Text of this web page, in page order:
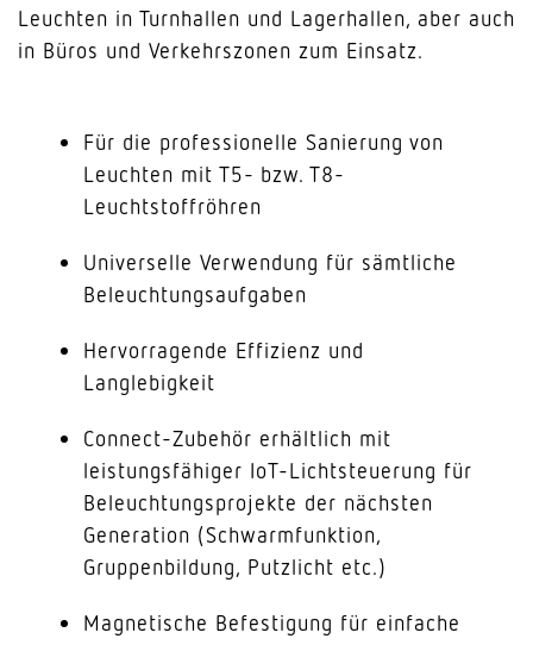
Leuchten in Turnhallen und Lagerhallen, aber auch
in Büros und Verkehrszonen zum Einsatz.
Für die professionelle Sanierung von
Leuchten mit T5- bzw. T8-
Leuchtstoffröhren
Universelle Verwendung für sämtliche
Beleuchtungsaufgaben
Hervorragende Effizienz und
Langlebigkeit
Connect-Zubehör erhältlich mit
leistungsfähiger IoT-Lichtsteuerung für
Beleuchtungsprojekte der nächsten
Generation (Schwarmfunktion,
Gruppenbildung, Putzlicht etc.)
Magnetische Befestigung für einfache